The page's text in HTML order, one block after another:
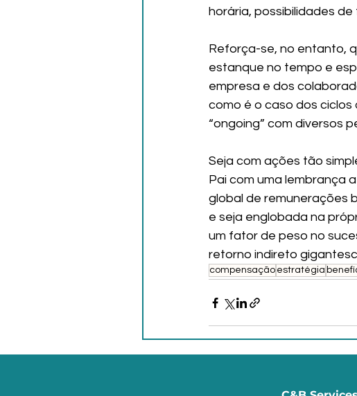
horária, possibilidades
Reforça-se, no entanto,
estanque no tempo e
empresa e dos
como é o caso dos ciclos
“ongoing” com diversos
Seja com ações tão
Pai com uma lembrança
global de remunerações
e seja englobada na
um fator de peso no
retorno indireto
compensação estratégia